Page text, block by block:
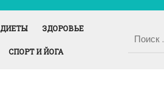
ДИЕТЫ ЗДОРОВЬЕ
СПОРТ И ЙОГА